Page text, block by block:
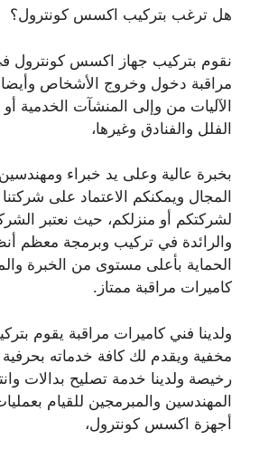
هل ترغب بتركيب اكسس كونترول؟
نقوم بتركيب جهاز اكسس كونترول
مراقبة دخول وخروج الأشخاص وأيضا
الآليات من وإلى المنشآت الخدمية
الفلل والفنادق وغيرها،
بخبرة عالية وعلى يد خبراء
المجال ويمكنكم الاعتماد على
لشركتكم أو منزلكم، حيث نعتبر
والرائدة في تركيب وبرمجة معظم
الحماية بأعلى مستوى من الخبرة
كاميرات مراقبة ممتاز.
ولدينا فني كاميرات مراقبة يقوم
مخفية ويقدم لك كافة خدماته بحرفية
رخيصة ولدينا خدمة تصليح بدالات
المهندسين والمبرمجين للقيام
أجهزة اكسس كونترول،